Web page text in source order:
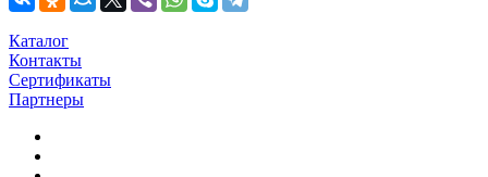
Каталог
Контакты
Сертификаты
Партнеры